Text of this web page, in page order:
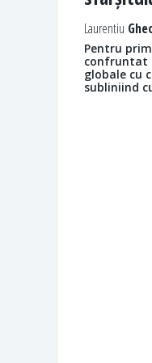
Laurentiu
Pentru
confruntat
globale cu
subliniind